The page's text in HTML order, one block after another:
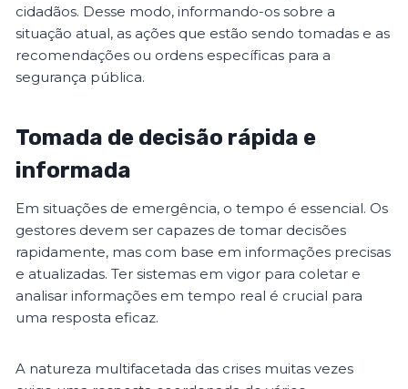
cidadãos. Desse modo, informando-os sobre a
situação atual, as ações que estão sendo tomadas e as
recomendações ou ordens específicas para a
segurança pública.
Tomada de decisão rápida e
informada
Em situações de emergência, o tempo é essencial. Os
gestores devem ser capazes de tomar decisões
rapidamente, mas com base em informações precisas
e atualizadas. Ter sistemas em vigor para coletar e
analisar informações em tempo real é crucial para
uma resposta eficaz.
A natureza multifacetada das crises muitas vezes